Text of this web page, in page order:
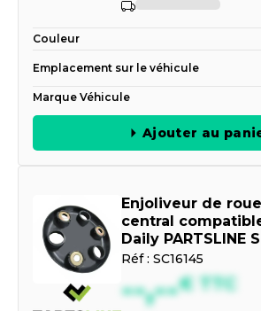
Indisponible
Couleur
Emplacement sur le véhicule
Marque Véhicule
Ajouter au
Enjoliveur de
central
Daily PARTSLINE
Réf : SC16145
--,--€TTC